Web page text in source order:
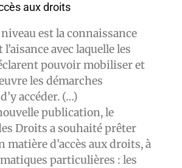
aux droits
est la connaissance
avec laquelle les
pouvoir mobiliser et
les démarches
accéder. (…)
publication, le
Droits a souhaité prêter
matière d’accès aux droits, à
particulières : les